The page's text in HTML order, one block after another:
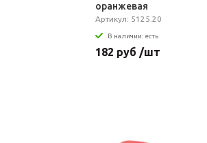
оранжевая
Артикул: 5125.20
В наличии: есть
182 руб /шт